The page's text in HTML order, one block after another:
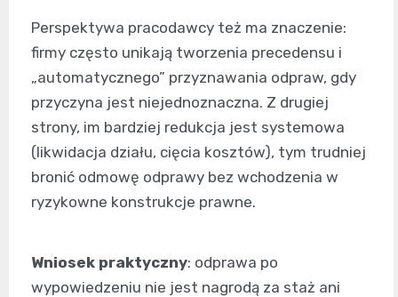
Perspektywa pracodawcy też ma znaczenie:
firmy często unikają tworzenia precedensu i
„automatycznego” przyznawania odpraw, gdy
przyczyna jest niejednoznaczna. Z drugiej
strony, im bardziej redukcja jest systemowa
(likwidacja działu, cięcia kosztów), tym trudniej
bronić odmowę odprawy bez wchodzenia w
ryzykowne konstrukcje prawne.
Wniosek praktyczny: odprawa po
wypowiedzeniu nie jest nagrodą za staż ani